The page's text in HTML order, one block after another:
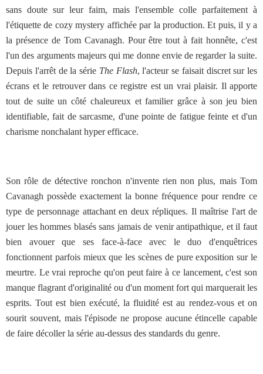
sans doute sur leur faim, mais l'ensemble colle parfaitement à
l'étiquette de cozy mystery affichée par la production. Et puis, il y a
la présence de Tom Cavanagh. Pour être tout à fait honnête, c'est
l'un des arguments majeurs qui me donne envie de regarder la suite.
Depuis l'arrêt de la série The Flash, l'acteur se faisait discret sur les
écrans et le retrouver dans ce registre est un vrai plaisir. Il apporte
tout de suite un côté chaleureux et familier grâce à son jeu bien
identifiable, fait de sarcasme, d'une pointe de fatigue feinte et d'un
charisme nonchalant hyper efficace.
Son rôle de détective ronchon n'invente rien non plus, mais Tom
Cavanagh possède exactement la bonne fréquence pour rendre ce
type de personnage attachant en deux répliques. Il maîtrise l'art de
jouer les hommes blasés sans jamais de venir antipathique, et il faut
bien avouer que ses face-à-face avec le duo d'enquêtrices
fonctionnent parfois mieux que les scènes de pure exposition sur le
meurtre. Le vrai reproche qu'on peut faire à ce lancement, c'est son
manque flagrant d'originalité ou d'un moment fort qui marquerait les
esprits. Tout est bien exécuté, la fluidité est au rendez-vous et on
sourit souvent, mais l'épisode ne propose aucune étincelle capable
de faire décoller la série au-dessus des standards du genre.